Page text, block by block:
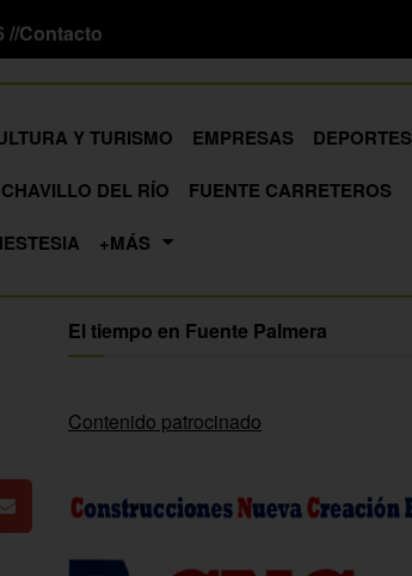
//Contacto
Y TURISMO EMPRESAS
DEPORTES
DEL RÍO
FUENTE CARRETEROS
+MÁS
El tiempo en Fuente Palmera
Contenido patrocinado